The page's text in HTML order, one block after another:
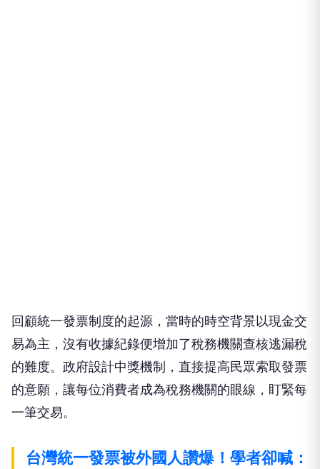
回顧統一發票制度的起源，當時的時空背景以現金交
易為主，沒有收據紀錄便增加了稅務機關查核逃漏稅
的難度。政府設計中獎機制，直接提高民眾索取發票
的意願，讓每位消費者成為稅務機關的眼線，盯緊每
一筆交易。
台灣統一發票被外國人讚爆！學者卻喊：